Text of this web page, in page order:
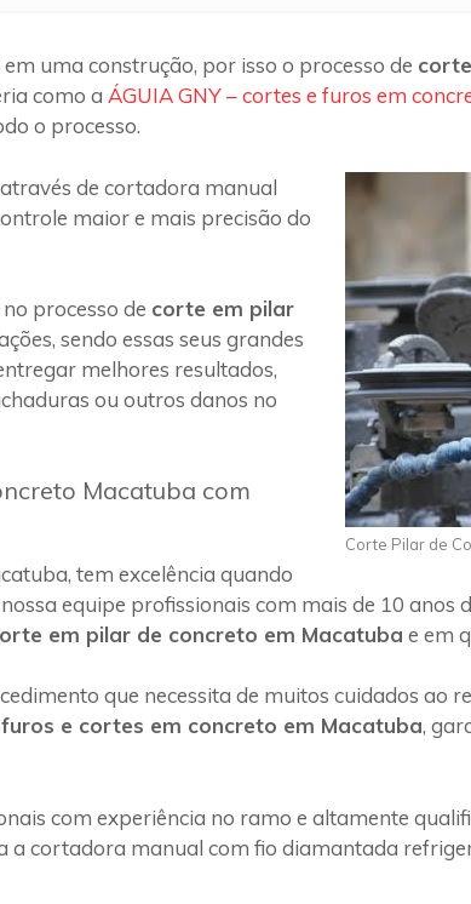
uma construção, por isso o processo de
como a ÁGUIA GNY – cortes e furos em
o processo.
Corte Pilar de
de cortadora manual
maior e mais precisão do
processo de corte em pilar
sendo essas seus grandes
melhores resultados,
ou outros danos no
Macatuba com
tem excelência quando
equipe profissionais com mais de 10 anos
em pilar de concreto em Macatuba e em
que necessita de muitos cuidados ao
furos e cortes em concreto em Macatuba,
com experiência no ramo e altamente
a cortadora manual com fio diamantada